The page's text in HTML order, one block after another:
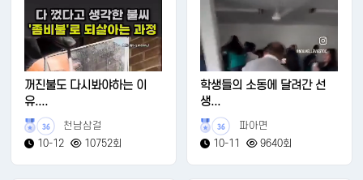
꺼진불도 다시봐야하는 이
유....
36
천남삼걸
10-12
10752회
학생들의 소동에 달려간 선
생...
36
파아면
10-11
9640회